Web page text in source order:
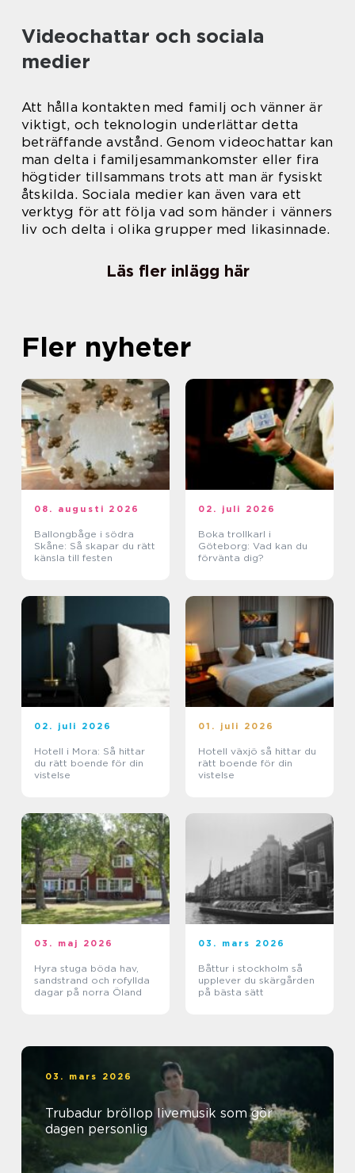
Videochattar och sociala
medier
Att hålla kontakten med familj och vänner är
viktigt, och teknologin underlättar detta
beträffande avstånd. Genom videochattar kan
man delta i familjesammankomster eller fira
högtider tillsammans trots att man är fysiskt
åtskilda. Sociala medier kan även vara ett
verktyg för att följa vad som händer i vänners
liv och delta i olika grupper med likasinnade.
Läs fler inlägg här
Fler nyheter
08. augusti 2026
Ballongbåge i södra
Skåne: Så skapar du rätt
känsla till festen
02. juli 2026
Boka trollkarl i
Göteborg: Vad kan du
förvänta dig?
02. juli 2026
Hotell i Mora: Så hittar
du rätt boende för din
vistelse
01. juli 2026
Hotell växjö så hittar du
rätt boende för din
vistelse
03. maj 2026
Hyra stuga böda hav,
sandstrand och rofyllda
dagar på norra Öland
03. mars 2026
Båttur i stockholm så
upplever du skärgården
på bästa sätt
03. mars 2026
Trubadur bröllop livemusik som gör
dagen personlig